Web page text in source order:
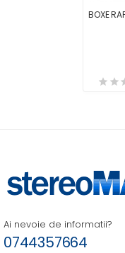
Ai nevoie de informatii?
0744357664